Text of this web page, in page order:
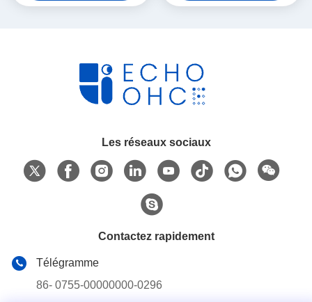
Les réseaux sociaux
Contactez rapidement
Télégramme
86- 0755-00000000-0296